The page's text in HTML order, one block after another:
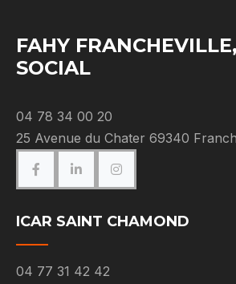
FAHY
SOCIAL
04 78 34 00 20
25 Avenue du Chater 69340
ICAR SAINT CHAMOND
04 77 31 42 42